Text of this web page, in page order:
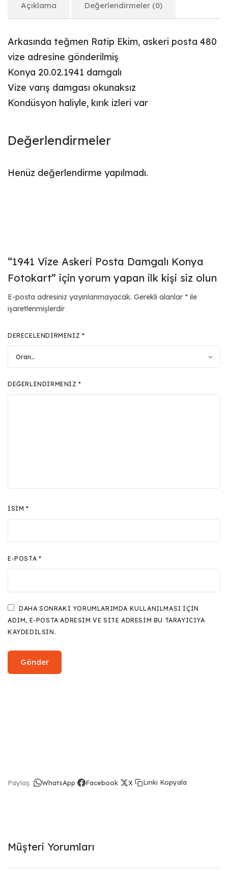
Açıklama Değerlendirmeler (0)
Arkasında teğmen Ratip Ekim, askeri posta 480
vize adresine gönderilmiş
Konya 20.02.1941 damgalı
Vize varış damgası okunaksız
Kondüsyon haliyle, kırık izleri var
Değerlendirmeler
Henüz değerlendirme yapılmadı.
“1941 Vize Askeri Posta Damgalı Konya
Fotokart” için yorum yapan ilk kişi siz olun
E-posta adresiniz yayınlanmayacak. Gerekli alanlar * ile
işaretlenmişlerdir
DERECELENDIRMENIZ *
DEĞERLENDIRMENIZ*
İSIM*
E-POSTA *
DAHA SONRAKI YORUMLARIMDA KULLANILMASI IÇIN
ADIM, E-POSTA ADRESIM VE SITE ADRESIM BU TARAYICIYA
KAYDEDILSIN.
Paylaş: WhatsApp Facebook X Linki Kopyala
Müşteri Yorumları